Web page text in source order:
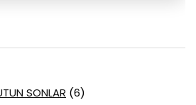
SONLAR (6)